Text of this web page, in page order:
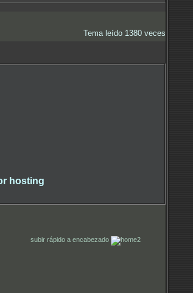
Tema leído 1380 veces
subir rápido a encabezado